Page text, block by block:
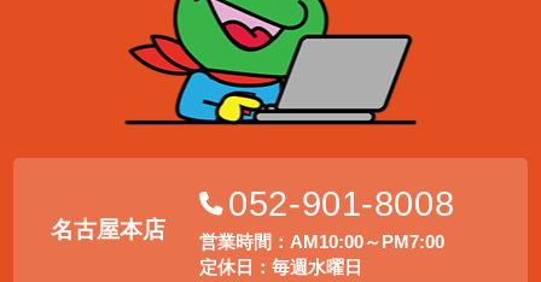
名古屋本店
052-901-8008
営業時間：AM10:00～PM7:00
定休日：毎週水曜日